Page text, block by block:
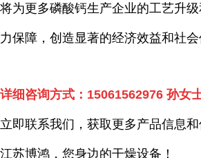
将为更多磷酸钙生产企业的工艺升
力保障，创造显著的经济效益和社会
详细咨询方式： 15061562976 孙女
立即联系我们，获取更多产品信息和
江苏博鸿，您身边的干燥设备 ！